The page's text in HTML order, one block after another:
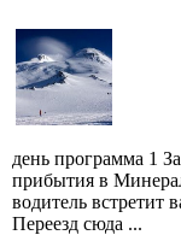
день программа 1
прибытия в
водитель встретит
Переезд сюда ...